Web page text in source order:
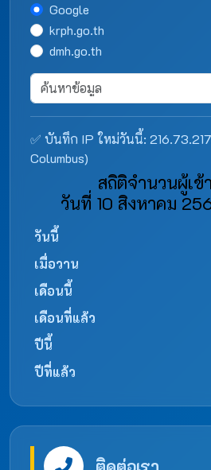
Google
krph.go.th
dmh.go.th
✅ บันทึก IP ใหม่วันนี้:
Columbus)
สถิติจำนวนผู้เข้
วันที่ 10 สิงหาคม
วันนี้
เมื่อวาน
เดือนนี้
เดือนที่แล้ว
ปีนี้
ปีที่แล้ว
ติดต่อเรา